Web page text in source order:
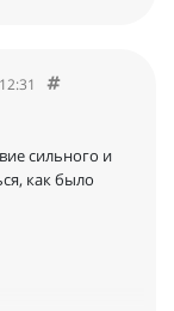
который он
сильного и
как было